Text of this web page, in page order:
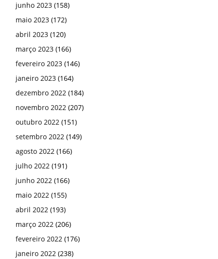
junho 2023 (158)
maio 2023 (172)
abril 2023 (120)
março 2023 (166)
fevereiro 2023 (146)
janeiro 2023 (164)
dezembro 2022 (184)
novembro 2022 (207)
outubro 2022 (151)
setembro 2022 (149)
agosto 2022 (166)
julho 2022 (191)
junho 2022 (166)
maio 2022 (155)
abril 2022 (193)
março 2022 (206)
fevereiro 2022 (176)
janeiro 2022 (238)